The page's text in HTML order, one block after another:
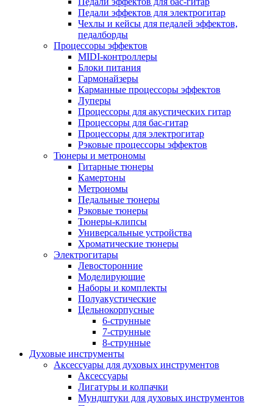
Педали эффектов для электрогитар
Чехлы и кейсы для педалей эффектов,
педалборды
Процессоры эффектов
MIDI-контроллеры
Блоки питания
Гармонайзеры
Карманные процессоры эффектов
Луперы
Процессоры для акустических гитар
Процессоры для бас-гитар
Процессоры для электрогитар
Рэковые процессоры эффектов
Тюнеры и метрономы
Гитарные тюнеры
Камертоны
Метрономы
Педальные тюнеры
Рэковые тюнеры
Тюнеры-клипсы
Универсальные устройства
Хроматические тюнеры
Электрогитары
Левосторонние
Моделирующие
Наборы и комплекты
Полуакустические
Цельнокорпусные
6-струнные
7-струнные
8-струнные
Духовые инструменты
Аксессуары для духовых инструментов
Аксессуары
Лигатуры и колпачки
Мундштуки для духовых инструментов